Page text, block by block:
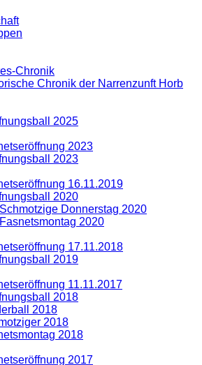
Chronik
Chronik der Narrenzunft Horb
2025
2023
2023
16.11.2019
2020
Donnerstag 2020
2020
17.11.2018
2019
11.11.2017
2018
2018
2018
2018
2017